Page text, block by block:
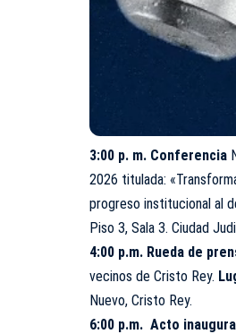
3:00 p. m. Conferencia
2026 titulada:
progreso institucional al
Piso 3, Sala 3. Ciudad
4:00 p.m. Rueda de
vecinos de Cristo Rey.
Nuevo, Cristo Rey.
6:00 p.m. Acto